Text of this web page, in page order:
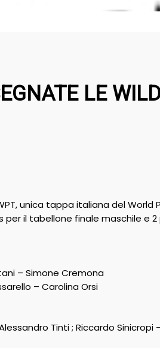
LE
unica tappa italiana del World
il tabellone finale maschile e
– Simone Cremona
– Carolina Orsi
Tinti ; Riccardo Sinicropi